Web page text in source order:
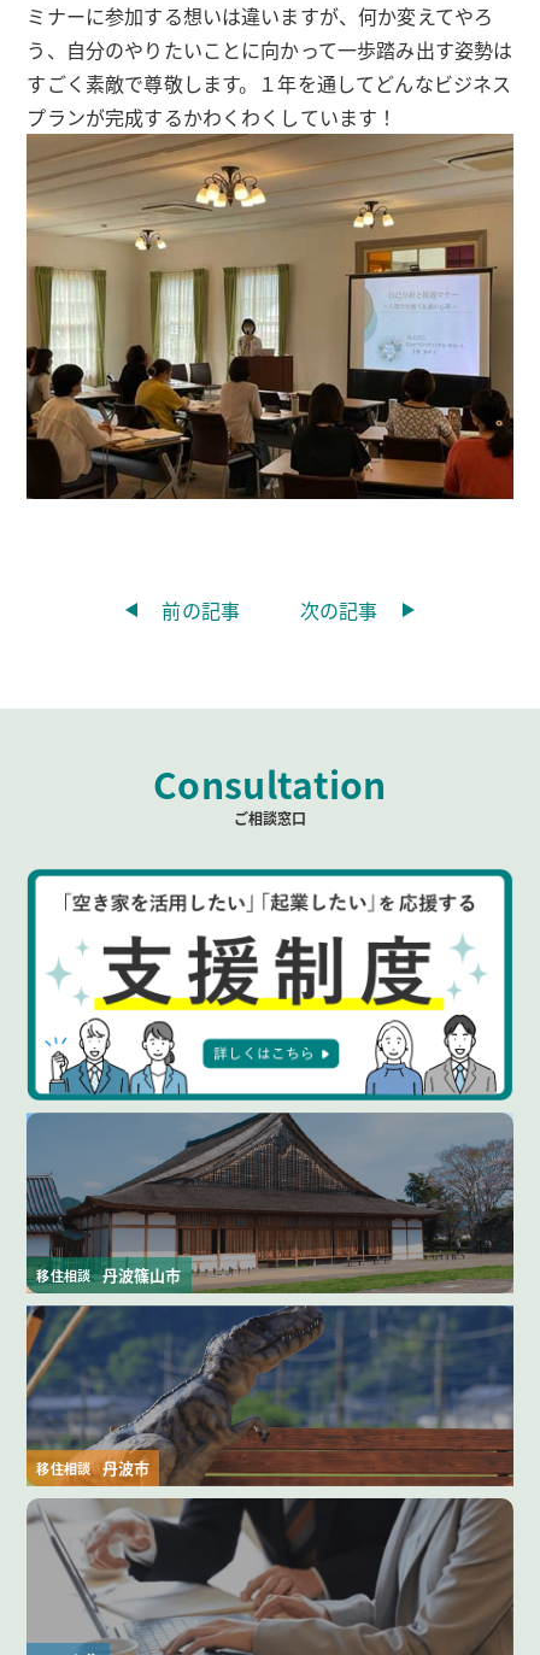
ミナーに参加する想いは違いますが、何か変えてやろ
う、自分のやりたいことに向かって一歩踏み出す姿勢は
すごく素敵で尊敬します。１年を通してどんなビジネス
プランが完成するかわくわくしています！
前の記事 次の記事
Consultation
ご相談窓口
移住相談 丹波篠山市
移住相談 丹波市